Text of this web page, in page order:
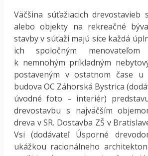
Väčšina súťažiacich drevostavieb
alebo objekty na rekreačné
stavby v súťaži majú síce každá
ich spoločným
k nemnohým príkladným
postaveným v ostatnom čase u
budova OC Záhorská Bystrica
úvodné foto – interiér)
drevostavbu s najväčším
dreva v SR. Dostavba ZŠ v
Vsi (dodávateľ Úsporné
ukážkou racionálneho